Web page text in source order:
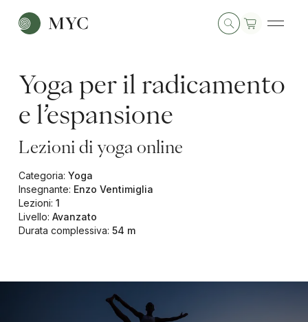
Yoga per il radicamento
e l’espansione
Lezioni di yoga online
Categoria: Yoga
Insegnante: Enzo Ventimiglia
Lezioni: 1
Livello: Avanzato
Durata complessiva: 54 m